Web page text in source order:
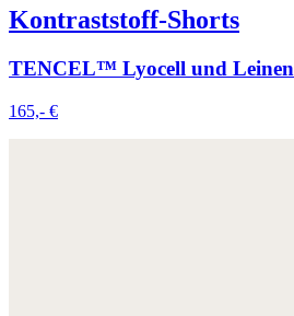
Kontraststoff-Shorts
TENCEL™ Lyocell und Leinen
165,- €